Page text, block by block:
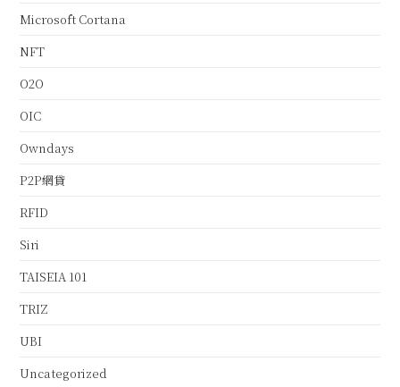
Microsoft Cortana
NFT
O2O
OIC
Owndays
P2P網貸
RFID
Siri
TAISEIA 101
TRIZ
UBI
Uncategorized